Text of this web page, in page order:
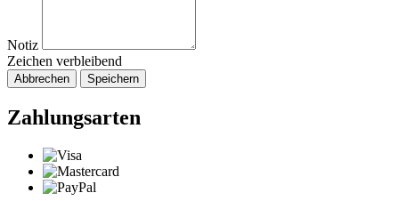
Notiz
Zeichen verbleibend
Abbrechen Speichern
Zahlungsarten